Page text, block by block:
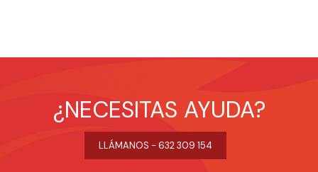
¿NECESITAS AYUDA?
LLÁMANOS - 632 309 154